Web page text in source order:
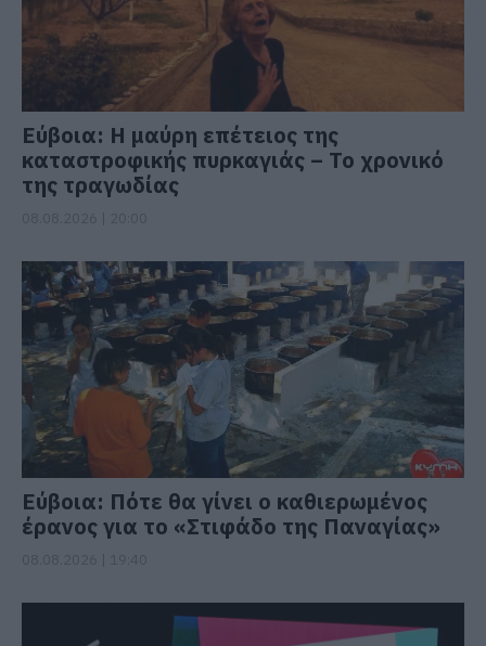
Εύβοια: Η μαύρη επέτειος της
καταστροφικής πυρκαγιάς – Το χρονικό
της τραγωδίας
Εύβοια: Πότε θα γίνει ο καθιερωμένος
έρανος για το «Στιφάδο της Παναγίας»